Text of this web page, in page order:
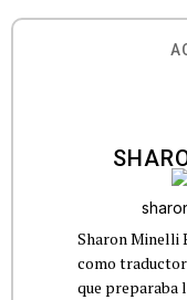
Sharon Minelli
como
que preparaba